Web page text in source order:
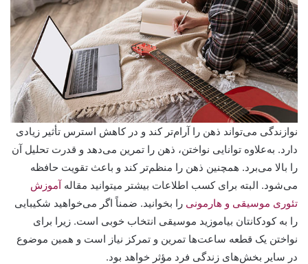
نوازندگی می‌تواند ذهن را آرام‌تر کند و در کاهش استرس تأثیر زیادی
دارد. به‌علاوه توانایی نواختن، ذهن را تمرین می‌دهد و قدرت تحلیل آن
را بالا می‌برد. همچنین ذهن را منظم‌تر کند و باعث تقویت حافظه
می‌شود. البته برای کسب اطلاعات بیشتر میتوانید مقاله آموزش
تئوری موسیقی و هارمونی را بخوانید. ضمناً اگر می‌خواهید شکیبایی
را به کودکانتان بیاموزید موسیقی انتخاب خوبی است. زیرا برای
نواختن یک قطعه ساعت‌ها تمرین و تمرکز نیاز است و همین موضوع
در سایر بخش‌های زندگی فرد مؤثر خواهد بود.